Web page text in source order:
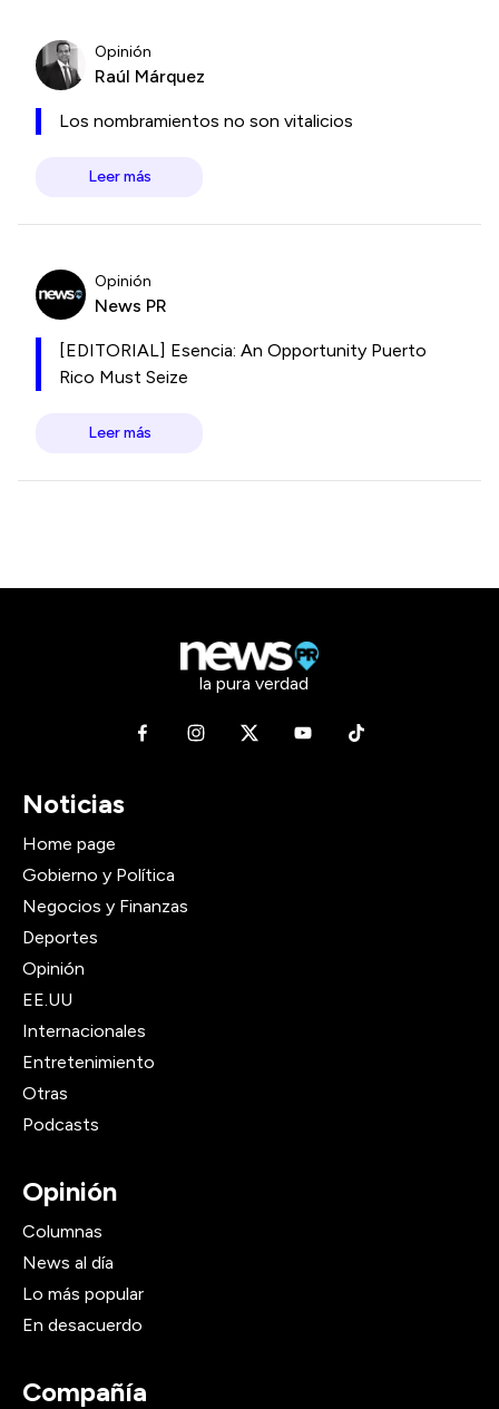
Opinión
Raúl Márquez
Los nombramientos no son vitalicios
Leer más
Opinión
News PR
[EDITORIAL] Esencia: An Opportunity Puerto
Rico Must Seize
Leer más
la pura verdad
Noticias
Home page
Gobierno y Política
Negocios y Finanzas
Deportes
Opinión
EE.UU
Internacionales
Entretenimiento
Otras
Podcasts
Opinión
Columnas
News al día
Lo más popular
En desacuerdo
Compañía